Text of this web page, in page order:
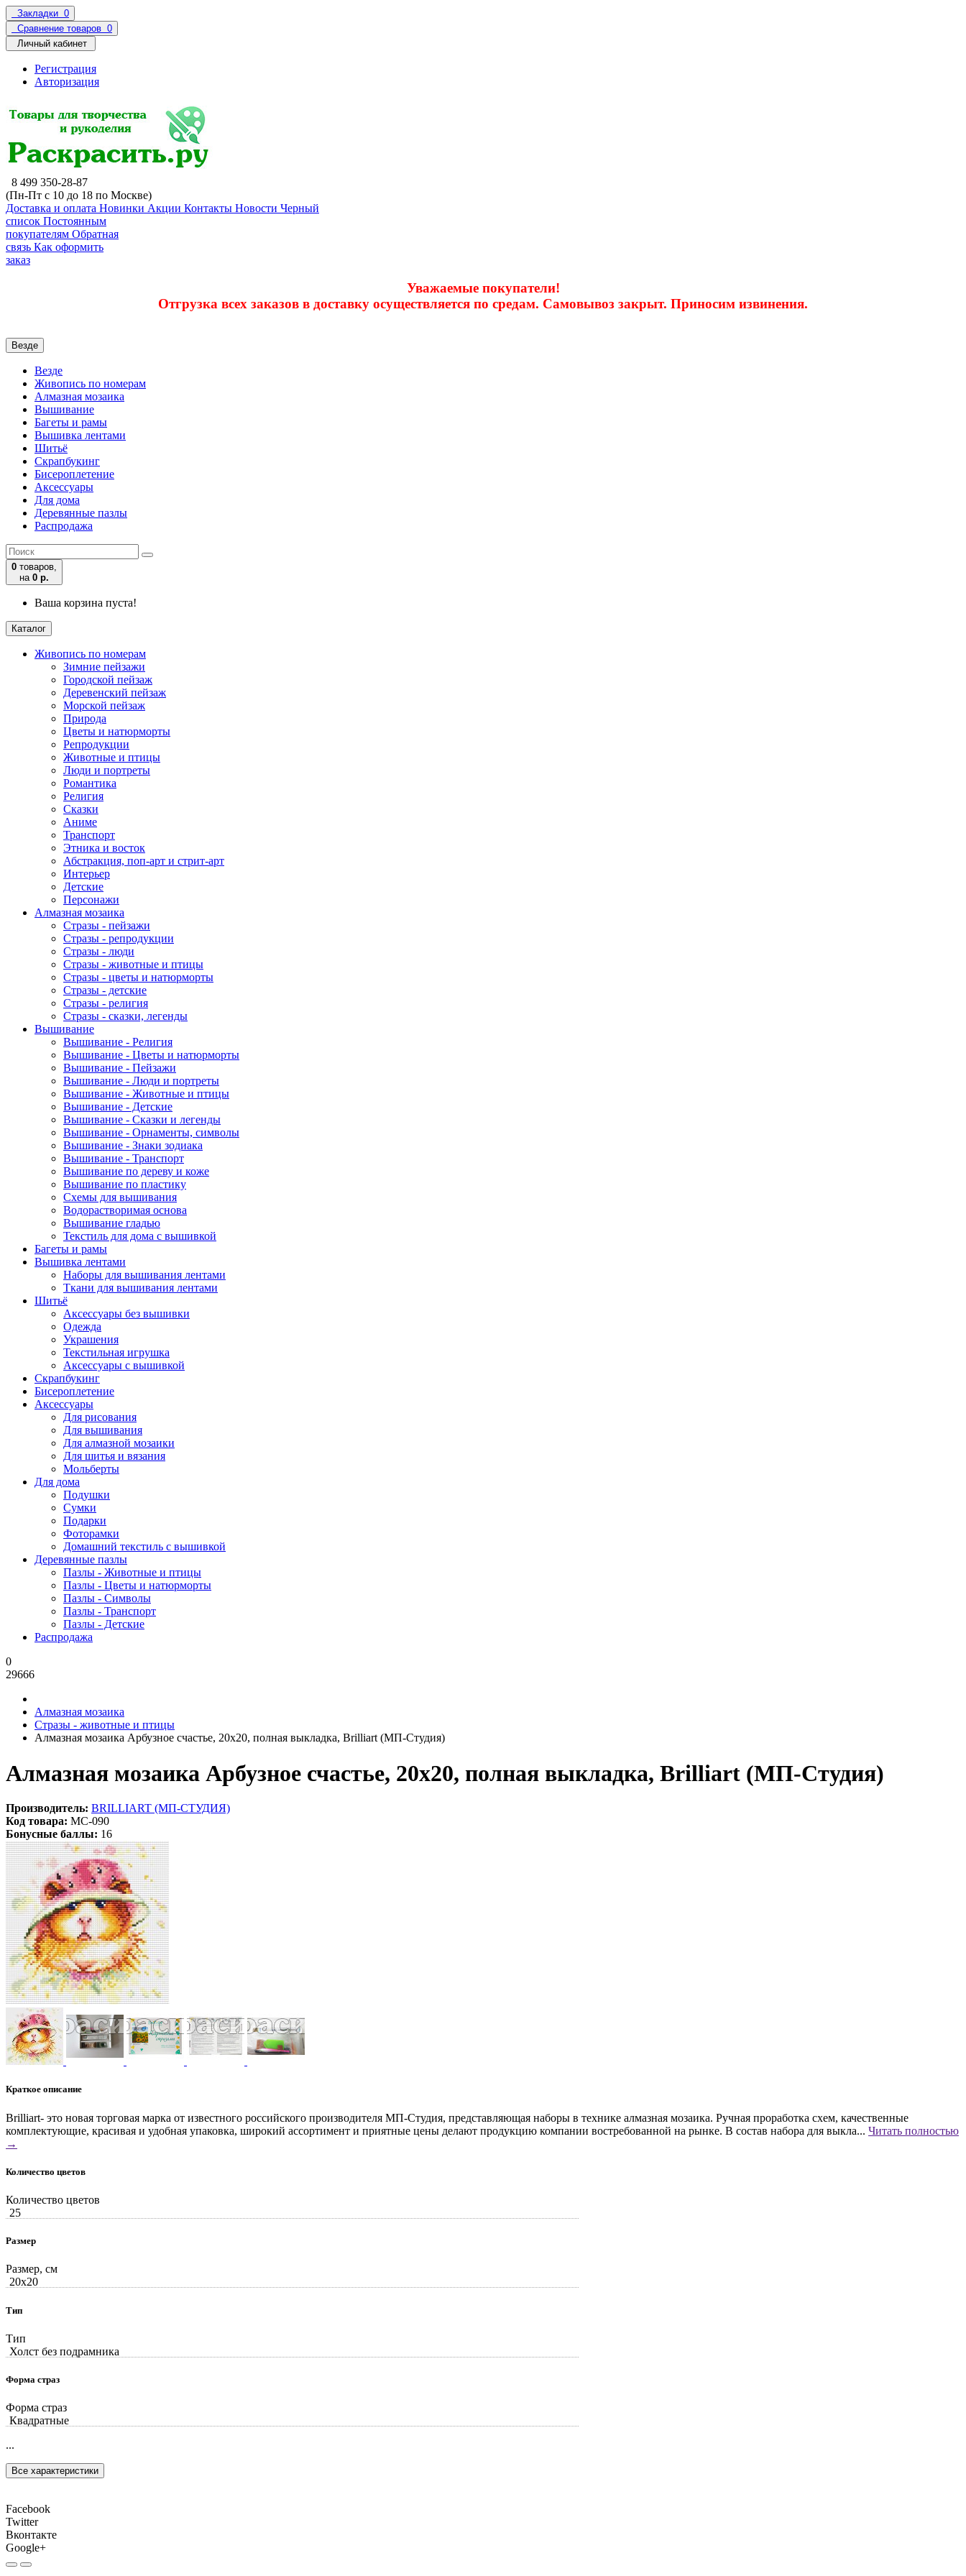
Закладки 0
Сравнение товаров 0
Личный кабинет
Регистрация
Авторизация
8 499 350-28-87
(Пн-Пт с 10 до 18 по Москве)
Доставка и оплата Новинки Акции Контакты Новости Черный
список Постоянным
покупателям Обратная
связь Как оформить
заказ
Уважаемые покупатели!
Отгрузка всех заказов в доставку осуществляется по средам. Самовывоз закрыт. Приносим извинения.
Везде
Везде
Живопись по номерам
Алмазная мозаика
Вышивание
Багеты и рамы
Вышивка лентами
Шитьё
Скрапбукинг
Бисероплетение
Аксессуары
Для дома
Деревянные пазлы
Распродажа
0 товаров,
на 0 р.
Ваша корзина пуста!
Каталог
Живопись по номерам
Зимние пейзажи
Городской пейзаж
Деревенский пейзаж
Морской пейзаж
Природа
Цветы и натюрморты
Репродукции
Животные и птицы
Люди и портреты
Романтика
Религия
Сказки
Аниме
Транспорт
Этника и восток
Абстракция, поп-арт и стрит-арт
Интерьер
Детские
Персонажи
Алмазная мозаика
Стразы - пейзажи
Стразы - репродукции
Стразы - люди
Стразы - животные и птицы
Стразы - цветы и натюрморты
Стразы - детские
Стразы - религия
Стразы - сказки, легенды
Вышивание
Вышивание - Религия
Вышивание - Цветы и натюрморты
Вышивание - Пейзажи
Вышивание - Люди и портреты
Вышивание - Животные и птицы
Вышивание - Детские
Вышивание - Сказки и легенды
Вышивание - Орнаменты, символы
Вышивание - Знаки зодиака
Вышивание - Транспорт
Вышивание по дереву и коже
Вышивание по пластику
Схемы для вышивания
Водорастворимая основа
Вышивание гладью
Текстиль для дома с вышивкой
Багеты и рамы
Вышивка лентами
Наборы для вышивания лентами
Ткани для вышивания лентами
Шитьё
Аксессуары без вышивки
Одежда
Украшения
Текстильная игрушка
Аксессуары с вышивкой
Скрапбукинг
Бисероплетение
Аксессуары
Для рисования
Для вышивания
Для алмазной мозаики
Для шитья и вязания
Мольберты
Для дома
Подушки
Сумки
Подарки
Фоторамки
Домашний текстиль с вышивкой
Деревянные пазлы
Пазлы - Животные и птицы
Пазлы - Цветы и натюрморты
Пазлы - Символы
Пазлы - Транспорт
Пазлы - Детские
Распродажа
0
29666
Алмазная мозаика
Стразы - животные и птицы
Алмазная мозаика Арбузное счастье, 20x20, полная выкладка, Brilliart (МП-Студия)
Алмазная мозаика Арбузное счастье, 20x20, полная выкладка, Brilliart (МП-Студия)
Производитель: BRILLIART (МП-СТУДИЯ)
Код товара: МС-090
Бонусные баллы: 16
Краткое описание
Brilliart- это новая торговая марка от известного российского производителя МП-Студия, представляющая наборы в технике алмазная мозаика. Ручная проработка схем, качественные
комплектующие, красивая и удобная упаковка, широкий ассортимент и приятные цены делают продукцию компании востребованной на рынке. В состав набора для выкла... Читать полностью
→
Количество цветов
Количество цветов
25
Размер
Размер, см
20x20
Тип
Тип
Холст без подрамника
Форма страз
Форма страз
Квадратные
...
Все характеристики
Facebook
Twitter
Вконтакте
Google+